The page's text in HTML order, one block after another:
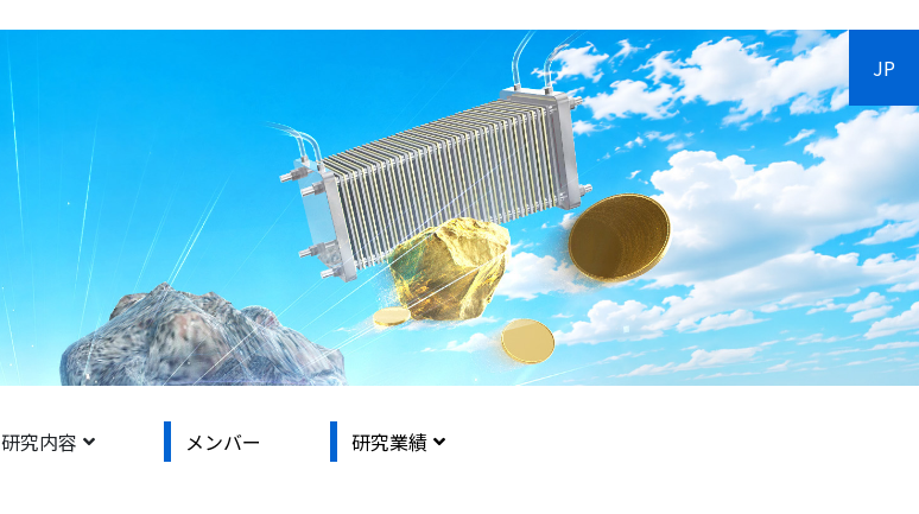
JP
研究内容 メンバー 研究業績